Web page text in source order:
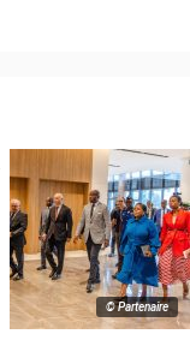
© Partenaire